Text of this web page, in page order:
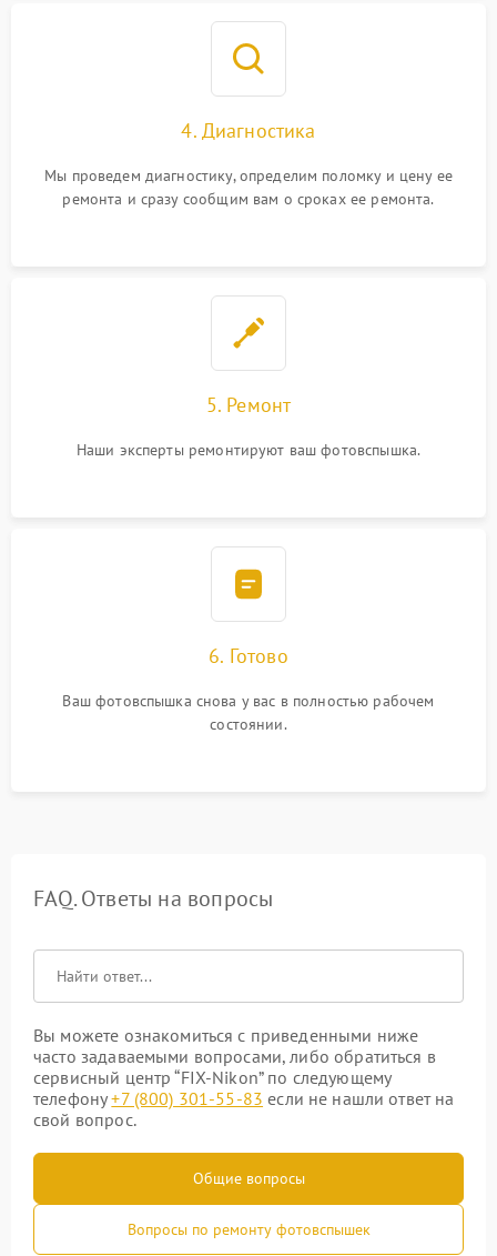
4. Диагностика
Мы проведем диагностику, определим поломку и цену ее
ремонта и сразу сообщим вам о сроках ее ремонта.
5. Ремонт
Наши эксперты ремонтируют ваш фотовспышка.
6. Готово
Ваш фотовспышка снова у вас в полностью рабочем
состоянии.
FAQ. Ответы на вопросы
Вы можете ознакомиться с приведенными ниже
часто задаваемыми вопросами, либо обратиться в
сервисный центр “FIX-Nikon” по следующему
телефону+7 (800) 301-55-83 если не нашли ответ на
свой вопрос.
Общие вопросы
Вопросы по ремонту фотовспышек